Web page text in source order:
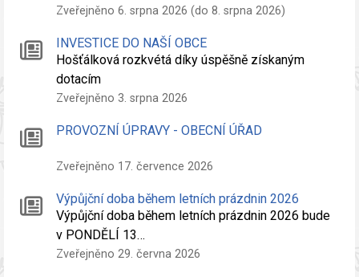
Zveřejněno 6. srpna 2026 (do 8. srpna 2026)
INVESTICE DO NAŠÍ OBCE
Hošťálková rozkvétá díky úspěšně získaným
dotacím
Zveřejněno 3. srpna 2026
PROVOZNÍ ÚPRAVY - OBECNÍ ÚŘAD
Zveřejněno 17. července 2026
Výpůjční doba během letních prázdnin 2026
Výpůjční doba během letních prázdnin 2026 bude
v PONDĚLÍ 13…
Zveřejněno 29. června 2026